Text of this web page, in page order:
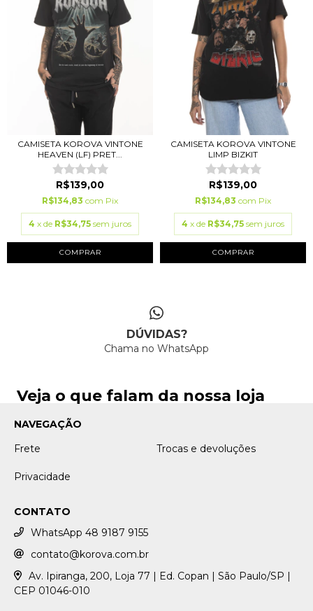
CAMISETA KOROVA VINTONE
HEAVEN (LF) PRET...
R$139,00
R$134,83 com Pix
4 x de R$34,75 sem juros
COMPRAR
CAMISETA KOROVA VINTONE
LIMP BIZKIT
R$139,00
R$134,83 com Pix
4 x de R$34,75 sem juros
COMPRAR
DÚVIDAS?
Chama no WhatsApp
Veja o que falam da nossa loja
NAVEGAÇÃO
Frete
Trocas e devoluções
Privacidade
CONTATO
WhatsApp 48 9187 9155
contato@korova.com.br
Av. Ipiranga, 200, Loja 77 | Ed. Copan | São Paulo/SP |
CEP 01046-010